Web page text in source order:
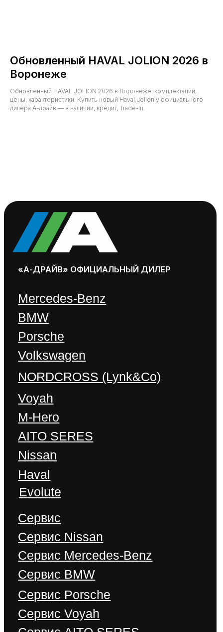
Обновленный HAVAL JOLION 2026 в
Воронеже
Обновленный HAVAL JOLION 2026 в Воронеже: комплектации,
цены, характеристики. Купить новый Haval Jolion у официального
дилера А-драйв — в наличии, кредит, Trade-in.